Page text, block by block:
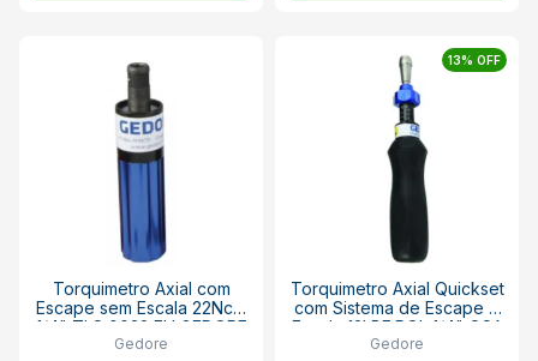
Torquimetro Axial com
Escape sem Escala 22Ncm
1/4" TLS 0022 FH GEDORE
Gedore
13% OFF
Torquimetro Axial Quickset
com Sistema de Escape e
Escala 12LBF.POL 1/4" QSA
12 FH GEDORE
Gedore